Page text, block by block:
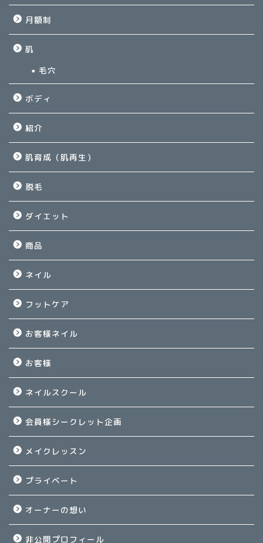
月額制
肌
毛穴
ボディ
紹介
肌育成（肌再生）
脱毛
ダイエット
商品
ネイル
フットケア
お客様ネイル
お客様
ネイルスクール
会員様シークレット企画
メイクレッスン
プライベート
オーナーの想い
非公開プロフィール